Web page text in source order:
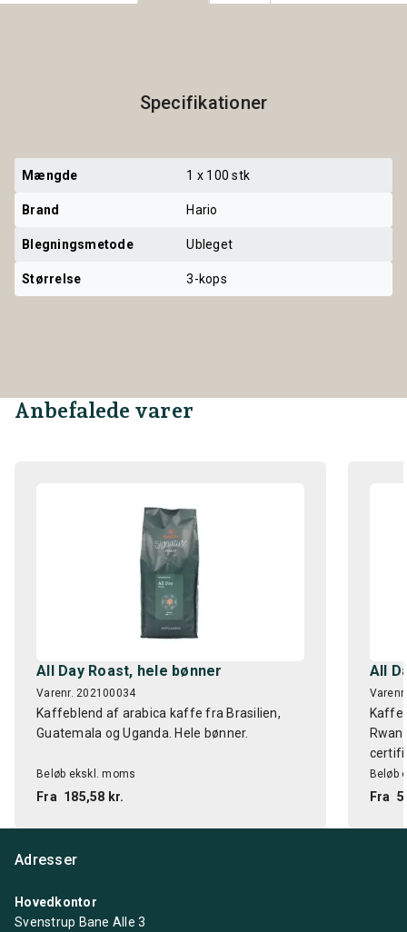
Specifikationer
Mængde 1 x 100 stk
Brand Hario
Blegningsmetode Ubleget
Størrelse 3-kops
Anbefalede varer
All Day Roast, hele bønner
Varenr. 202100034
Kaffeblend af arabica kaffe fra Brasilien,
Guatemala og Uganda. Hele bønner.
Beløb ekskl. moms
Fra 185,58 kr.
All
Beløb
Fra
Adresser
Hovedkontor
Svenstrup Bane Alle 3